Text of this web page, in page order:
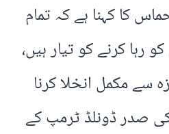
کا کہنا ہے کہ تمام
رہا کرنے کو تیار ہیں،
سے مکمل انخلا کرنا
صدر ڈونلڈ ٹرمپ کے